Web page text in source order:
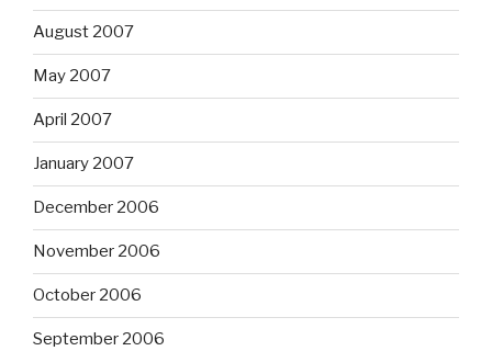
August 2007
May 2007
April 2007
January 2007
December 2006
November 2006
October 2006
September 2006